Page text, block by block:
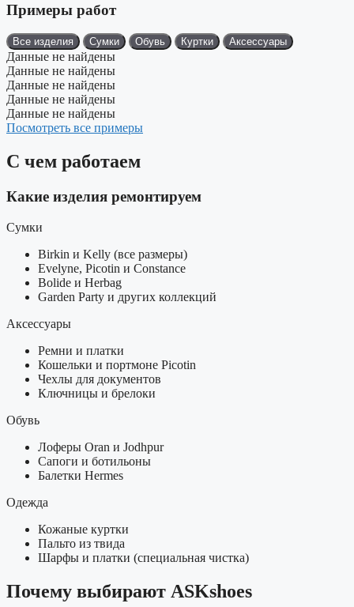
Примеры работ
Все изделия Сумки Обувь Куртки Аксессуары
Данные не найдены
Данные не найдены
Данные не найдены
Данные не найдены
Данные не найдены
Посмотреть все примеры
С чем работаем
Какие изделия ремонтируем
Сумки
Birkin и Kelly (все размеры)
Evelyne, Picotin и Constance
Bolide и Herbag
Garden Party и других коллекций
Аксессуары
Ремни и платки
Кошельки и портмоне Picotin
Чехлы для документов
Ключницы и брелоки
Обувь
Лоферы Oran и Jodhpur
Сапоги и ботильоны
Балетки Hermes
Одежда
Кожаные куртки
Пальто из твида
Шарфы и платки (специальная чистка)
Почему выбирают ASKshoes